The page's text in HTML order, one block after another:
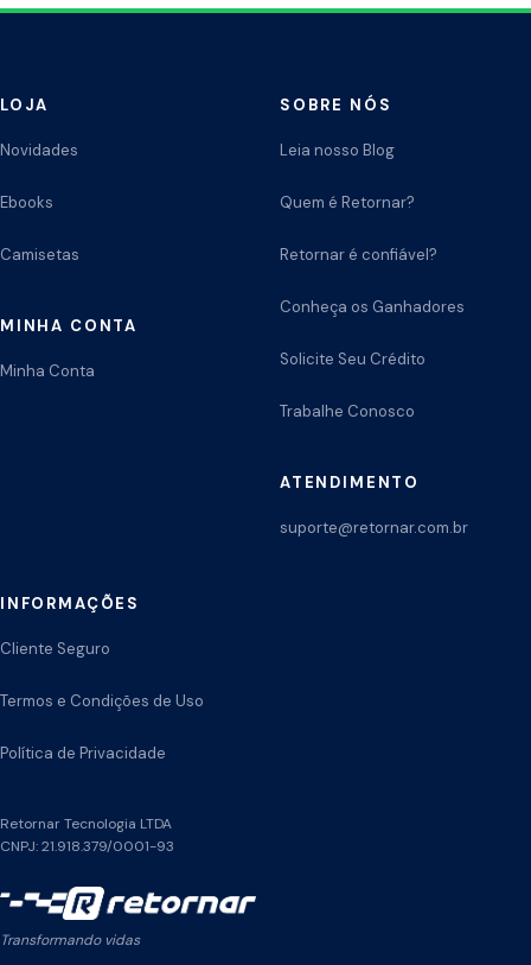
LOJA
Novidades
Ebooks
Camisetas
MINHA CONTA
Minha Conta
SOBRE NÓS
Leia nosso Blog
Quem é Retornar?
Retornar é confiável?
Conheça os Ganhadores
Solicite Seu Crédito
Trabalhe Conosco
ATENDIMENTO
suporte@retornar.com.br
INFORMAÇÕES
Cliente Seguro
Termos e Condições de Uso
Política de Privacidade
Retornar Tecnologia LTDA
CNPJ: 21.918.379/0001-93
Transformando vidas